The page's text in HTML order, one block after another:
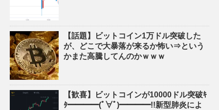
【話題】ビットコイン1万ドル突破した
が、どこで大暴落が来るか怖い⇒という
かまた高騰してんのかｗｗｗ
【歓喜】ビットコインが10000ドル突破ｷ
ﾀ━━━━(ﾟ∀ﾟ)━━━━!!新型肺炎によ